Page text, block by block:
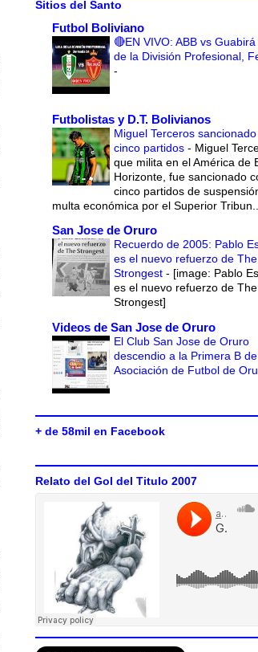
Sitios del Santo
Futbol Boliviano
🔴EN VIVO: ABB vs
de la División Profesional,
-
Futbolistas y D.T. Bolivianos
Miguel Terceros
cinco partidos - Miguel
que milita en el América de
Horizonte, fue sancionado
cinco partidos de
multa económica por el Superior
San Jose de Oruro
Recuerdo de 2005: Pablo
es el nuevo refuerzo de The
Strongest - [image: Pablo
es el nuevo refuerzo de The
Strongest]
Videos de San Jose de Oruro
El Club San Jose de Oruro
descendio a la Primera B
Asociación de Futbol de
+ de 58mil en Facebook
Relato del Gol del Titulo 2007